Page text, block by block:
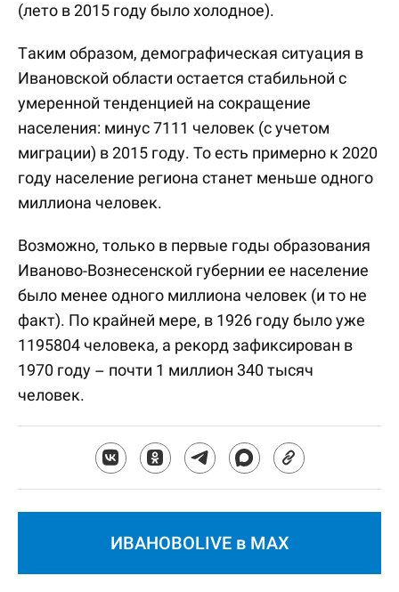
(лето в 2015 году было холодное).
Таким образом, демографическая ситуация в
Ивановской области остается стабильной с
умеренной тенденцией на сокращение
населения: минус 7111 человек (с учетом
миграции) в 2015 году. То есть примерно к 2020
году население региона станет меньше одного
миллиона человек.
Возможно, только в первые годы образования
Иваново-Вознесенской губернии ее население
было менее одного миллиона человек (и то не
факт). По крайней мере, в 1926 году было уже
1195804 человека, а рекорд зафиксирован в
1970 году – почти 1 миллион 340 тысяч
человек.
ИВАНОВОLIVE в MAX